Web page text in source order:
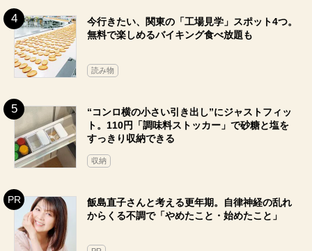
今行きたい、関東の「工場見学」スポット4つ。
無料で楽しめるバイキング食べ放題も
読み物
“コンロ横の小さい引き出し”にジャストフィッ
ト。110円「調味料ストッカー」で砂糖と塩を
すっきり収納できる
収納
飯島直子さんと考える更年期。自律神経の乱れ
からくる不調で「やめたこと・始めたこと」